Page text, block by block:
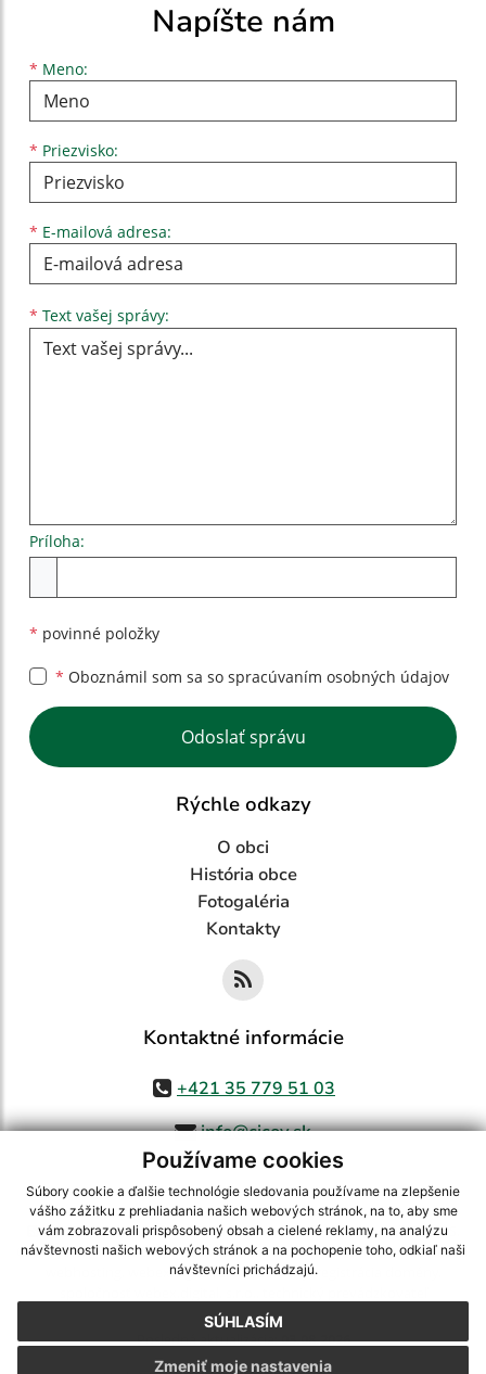
Používame cookies
Súbory cookie a ďalšie technológie sledovania používame na zlepšenie
vášho zážitku z prehliadania našich webových stránok, na to, aby sme
vám zobrazovali prispôsobený obsah a cielené reklamy, na analýzu
návštevnosti našich webových stránok a na pochopenie toho, odkiaľ naši
návštevníci prichádzajú.
SÚHLASÍM
Zmeniť moje nastavenia
Napíšte nám
* Meno:
Meno
* Priezvisko:
Priezvisko
* E-mailová adresa:
E-mailová adresa
* Text vašej správy:
Príloha:
* povinné položky
* Oboznámil som sa so spracúvaním osobných údajov
Google reCaptcha Response
Odoslať správu
Rýchle odkazy
O obci
História obce
Fotogaléria
Kontakty
Kontaktné informácie
+421 35 779 51 03
info@cicov.sk
využite možnosť získavania aktuálnych informácií s využitím RSS
CMS systém (redakčný) systém ECHELON 2,Mapa stránok,web portál
webex.digital, s.r.o.,domény,registrácia domény
Posledná aktualizácia:03.08.2026